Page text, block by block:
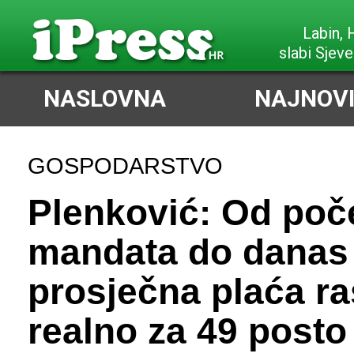
Labin,
slabi
NASLOVNA
GOSPODARSTVO
Plenković: Od
mandata do danas
prosječna plaća
realno za 49 posto